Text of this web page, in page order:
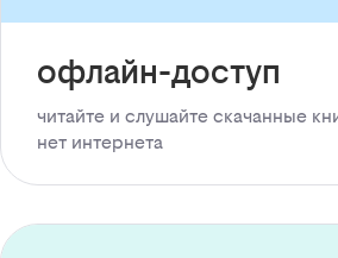
офлайн-доступ
читайте и слушайте скачанные
нет интернета